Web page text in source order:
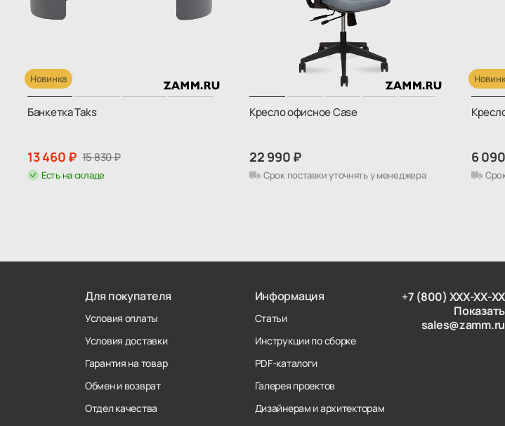
Новинка
Банкетка Taks
13 460 ₽ 15 830 ₽
Есть на складе
Кресло офисное Case
22 990 ₽
Срок поставки уточнять у менеджера
6
+7 (800) XXX-XX-XX
Показать
sales@zamm.ru
Для покупателя
Условия оплаты
Условия доставки
Гарантия на товар
Обмен и возврат
Отдел качества
Информация
Статьи
Инструкции по сборке
PDF-каталоги
Галерея проектов
Дизайнерам и архитекторам